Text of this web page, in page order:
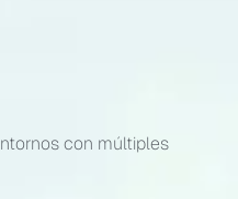
con múltiples